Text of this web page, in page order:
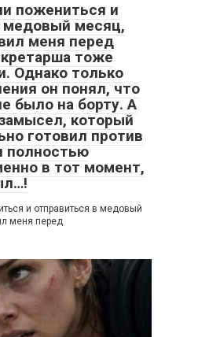
пожениться и
медовый месяц,
меня перед
тоже
Однако только
он понял, что
было на борту. А
который
готовил против
полностью
в тот момент,
и отправиться в медовый
меня перед